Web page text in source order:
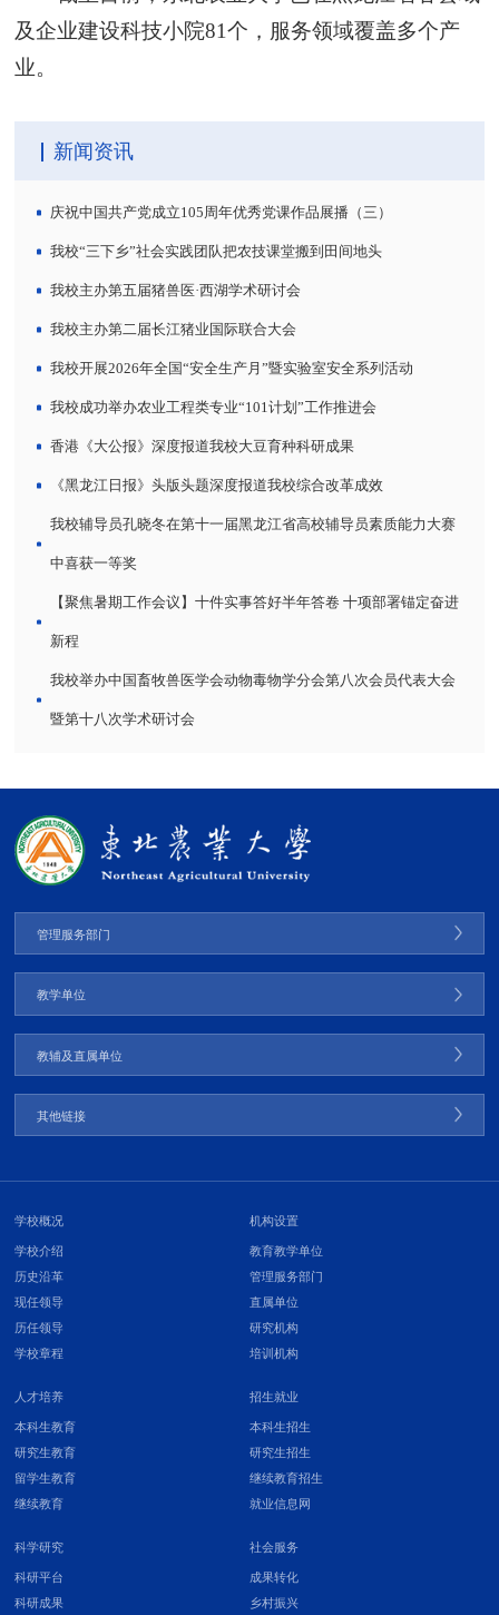
及企业建设科技小院81个，服务领域覆盖多个产
业。
新闻资讯
庆祝中国共产党成立105周年优秀党课作品展播（三）
我校“三下乡”社会实践团队把农技课堂搬到田间地头
我校主办第五届猪兽医·西湖学术研讨会
我校主办第二届长江猪业国际联合大会
我校开展2026年全国“安全生产月”暨实验室安全系列活动
我校成功举办农业工程类专业“101计划”工作推进会
香港《大公报》深度报道我校大豆育种科研成果
《黑龙江日报》头版头题深度报道我校综合改革成效
我校辅导员孔晓冬在第十一届黑龙江省高校辅导员素质能力大赛
中喜获一等奖
【聚焦暑期工作会议】十件实事答好半年答卷 十项部署锚定奋进
新程
我校举办中国畜牧兽医学会动物毒物学分会第八次会员代表大会
暨第十八次学术研讨会
管理服务部门
教学单位
教辅及直属单位
其他链接
学校概况
学校介绍
历史沿革
现任领导
历任领导
学校章程
机构设置
教育教学单位
管理服务部门
直属单位
研究机构
培训机构
人才培养
本科生教育
研究生教育
留学生教育
继续教育
招生就业
本科生招生
研究生招生
继续教育招生
就业信息网
科学研究
科研平台
科研成果
社会服务
成果转化
乡村振兴